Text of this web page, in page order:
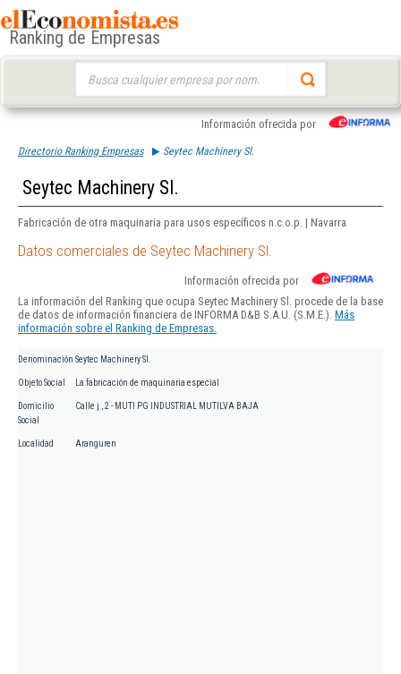
Ranking de Empresas
Información ofrecida por
Directorio Ranking Empresas Seytec Machinery Sl.
Seytec Machinery Sl.
Fabricación de otra maquinaria para usos específicos n.c.o.p. | Navarra
Datos comerciales de Seytec Machinery Sl.
Información ofrecida por
La información del Ranking que ocupa Seytec Machinery Sl. procede de la base
de datos de información financiera de INFORMA D&B S.A.U. (S.M.E.). Más
información sobre el Ranking de Empresas.
Denominación Seytec Machinery Sl.
Objeto Social La fabricación de maquinaria especial
Domicilio
Social
Calle j , 2 - MUTI PG INDUSTRIAL MUTILVA BAJA
Localidad Aranguren